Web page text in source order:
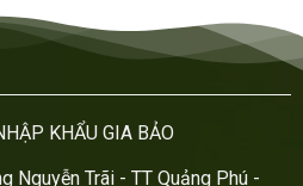
KHẨU GIA BẢO
Nguyễn Trãi - TT Quảng Phú -